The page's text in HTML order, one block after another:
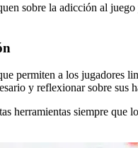
sobre la adicción al
permiten a los jugadores
y reflexionar sobre sus
herramientas siempre